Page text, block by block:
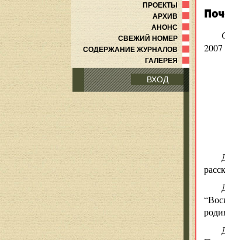
ПРОЕКТЫ
АРХИВ
АНОНС
СВЕЖИЙ НОМЕР
СОДЕРЖАНИЕ ЖУРНАЛОВ
ГАЛЕРЕЯ
ВХОД